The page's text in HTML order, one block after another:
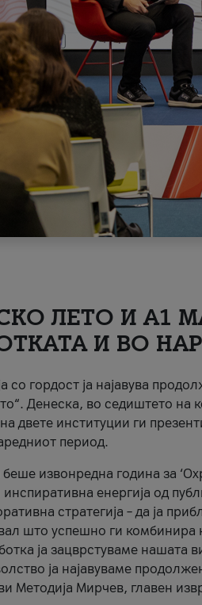
ЛЕТО И A1
И ВО
со гордост ја најавува
Денеска, во седиштето на
двете институции ги
период.
извонредна година за
енергија од
стратегија – да ја
што успешно ги комбинира
ја зацврстуваме нашата
ја најавуваме
Методија Мирчев, главен